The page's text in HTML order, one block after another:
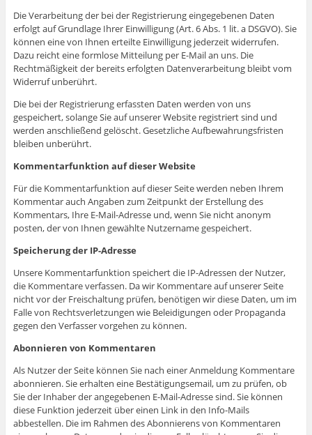
Die Verarbeitung der bei der Registrierung eingegebenen Daten
erfolgt auf Grundlage Ihrer Einwilligung (Art. 6 Abs. 1 lit. a DSGVO). Sie
können eine von Ihnen erteilte Einwilligung jederzeit widerrufen.
Dazu reicht eine formlose Mitteilung per E-Mail an uns. Die
Rechtmäßigkeit der bereits erfolgten Datenverarbeitung bleibt vom
Widerruf unberührt.
Die bei der Registrierung erfassten Daten werden von uns
gespeichert, solange Sie auf unserer Website registriert sind und
werden anschließend gelöscht. Gesetzliche Aufbewahrungsfristen
bleiben unberührt.
Kommentarfunktion auf dieser Website
Für die Kommentarfunktion auf dieser Seite werden neben Ihrem
Kommentar auch Angaben zum Zeitpunkt der Erstellung des
Kommentars, Ihre E-Mail-Adresse und, wenn Sie nicht anonym
posten, der von Ihnen gewählte Nutzername gespeichert.
Speicherung der IP-Adresse
Unsere Kommentarfunktion speichert die IP-Adressen der Nutzer,
die Kommentare verfassen. Da wir Kommentare auf unserer Seite
nicht vor der Freischaltung prüfen, benötigen wir diese Daten, um im
Falle von Rechtsverletzungen wie Beleidigungen oder Propaganda
gegen den Verfasser vorgehen zu können.
Abonnieren von Kommentaren
Als Nutzer der Seite können Sie nach einer Anmeldung Kommentare
abonnieren. Sie erhalten eine Bestätigungsemail, um zu prüfen, ob
Sie der Inhaber der angegebenen E-Mail-Adresse sind. Sie können
diese Funktion jederzeit über einen Link in den Info-Mails
abbestellen. Die im Rahmen des Abonnierens von Kommentaren